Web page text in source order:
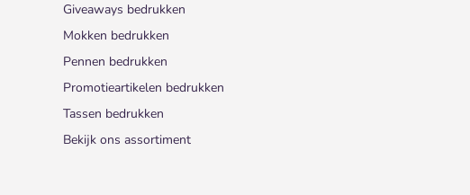
Giveaways bedrukken
Mokken bedrukken
Pennen bedrukken
Promotieartikelen bedrukken
Tassen bedrukken
Bekijk ons assortiment